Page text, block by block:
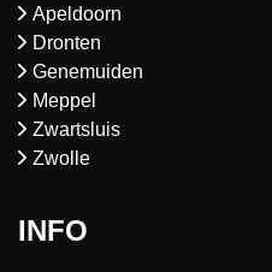
Apeldoorn
Dronten
Genemuiden
Meppel
Zwartsluis
Zwolle
INFO